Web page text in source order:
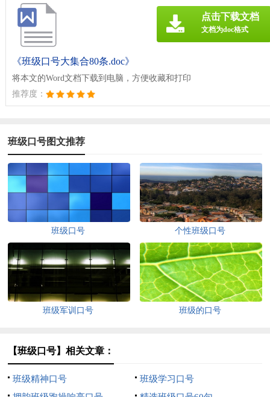
《班级口号大集合80条.doc》
将本文的Word文档下载到电脑，方便收藏和打印
推荐度：
点击下载文档
文档为doc格式
班级口号图文推荐
班级口号 个性班级口号
班级军训口号 班级的口号
【班级口号】相关文章：
班级精神口号
班级学习口号